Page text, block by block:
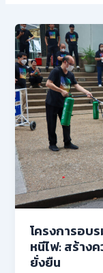
โครงการอบ
หนีไฟ: สร้าง
ยั่งยืน